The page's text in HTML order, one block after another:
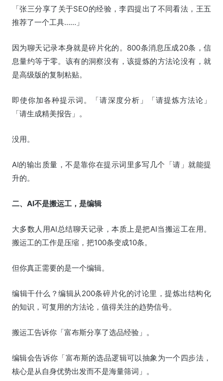
「张三分享了关于SEO的经验，李四提出了不同看法，王五
推荐了一个工具……」
因为聊天记录本身就是碎片化的。800条消息压成20条，信
息量约等于零。该有的洞察没有，该提炼的方法论没有，就
是高级版的复制粘贴。
即使你加各种提示词。「请深度分析」「请提炼方法论」
「请生成精美报告」。
没用。
AI的输出质量，不是靠你在提示词里多写几个「请」就能提
升的。
二、AI不是搬运工，是编辑
大多数人用AI总结聊天记录，本质上是把AI当搬运工在用。
搬运工的工作是压缩，把100条变成10条。
但你真正需要的是一个编辑。
编辑干什么？编辑从200条碎片化的讨论里，提炼出结构化
的知识，可复用的方法论，值得关注的趋势信号。
搬运工告诉你「富布斯分享了选品经验」。
编辑会告诉你「富布斯的选品逻辑可以抽象为一个四步法，
核心是从自身优势出发而不是海量筛词」。